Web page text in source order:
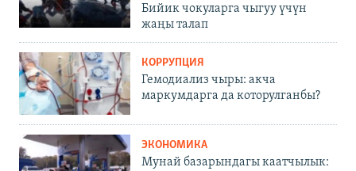
Бийик чокуларга чыгуу үчүн
жаңы талап
КОРРУПЦИЯ
Гемодиализ чыры: акча
маркумдарга да которулганбы?
ЭКОНОМИКА
Мунай базарындагы каатчылык: